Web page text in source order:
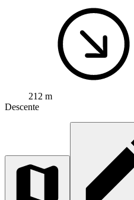
212 m
Descente